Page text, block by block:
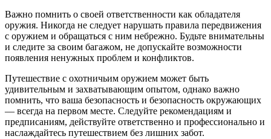
Важно помнить о своей ответственности как обладателя
оружия. Никогда не следует нарушать правила передвижения
с оружием и обращаться с ним небрежно. Будьте внимательны
и следите за своим багажом, не допускайте возможности
появления ненужных проблем и конфликтов.
Путешествие с охотничьим оружием может быть
удивительным и захватывающим опытом, однако важно
помнить, что ваша безопасность и безопасность окружающих
— всегда на первом месте. Следуйте рекомендациям и
предписаниям, действуйте ответственно и профессионально и
наслаждайтесь путешествием без лишних забот.